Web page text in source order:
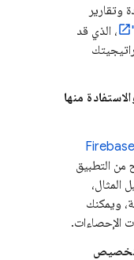
وتقارير
، الذي قد
منها
التطبيق
المثال،
ويمكنك